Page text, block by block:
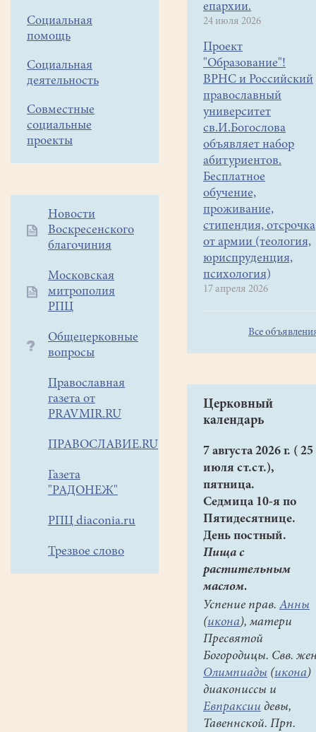
Социальная
помощь
Социальная
деятельность
Совместные
социальные
проекты
Дополнительное
меню
Новости
Воскресенского
благочиния
Московская
митрополия
РПЦ
Общецерковные
вопросы
Православная
газета от
PRAVMIR.RU
ПРАВОСЛАВИЕ.RU
Газета
"РАДОНЕЖ"
РПЦ diaconia.ru
Трезвое слово
епархии.
24 июля 2026
Проект
"Образование"!
ВРНС и Российский
православный
университет
св.И.Богослова
объявляет набор
абитуриентов.
Бесплатное
обучение,
проживание,
стипендия, отсрочка
от армии (теология,
юриспруденция,
психология)
17 апреля 2026
Все
Церковный
календарь
7 августа 2026 г. ( 25
июля ст.ст.),
пятница.
Седмица 10-я по
Пятидесятнице.
День постный.
Пища с
растительным
маслом.
Успение прав. Анны
(икона), матери
Пресвятой
Богородицы. Свв.
Олимпиады (икона)
диакониссы и
Евпраксии девы,
Тавеннской. Прп.